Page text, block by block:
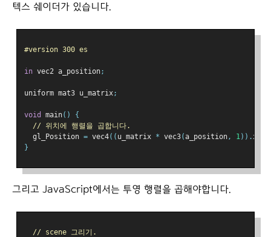
텍스 쉐이더가 있습니다.
#version 300 es
in vec2 a_position;
uniform mat3 u_matrix;
void main()
{
// 위치에 행렬을 곱합니다.
  gl_Position
= vec4(( u_matrix * vec3(a_position, 1)).xy
}
그리고 JavaScript에서는 투영 행렬을 곱해야합니다.
// scene 그리기.